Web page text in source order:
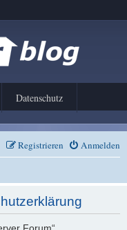
Datenschutz
Anmelden
Registrieren
Forum“